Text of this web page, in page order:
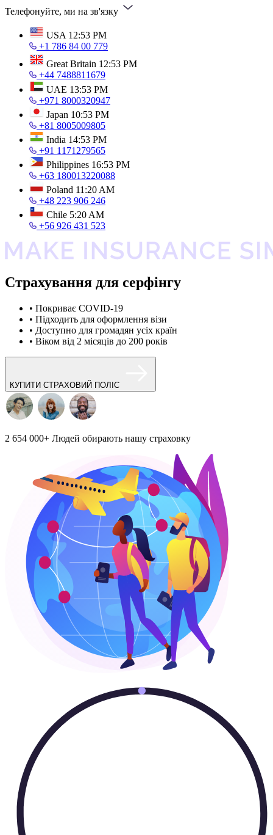
Телефонуйте, ми на зв'язку
USA 12:53 PM
+1 786 84 00 779
Great Britain 12:53 PM
+44 7488811679
UAE 13:53 PM
+971 8000320947
Japan 10:53 PM
+81 8005009805
India 14:53 PM
+91 1171279565
Philippines 16:53 PM
+63 180013220088
Poland 11:20 AM
+48 223 906 246
Chile 5:20 AM
+56 926 431 523
Страхування для серфінгу
• Покриває COVID-19
• Підходить для оформлення візи
• Доступно для громадян усіх країн
• Віком від 2 місяців до 200 років
КУПИТИ СТРАХОВИЙ ПОЛІС
2 654 000+ Людей обирають нашу страховку